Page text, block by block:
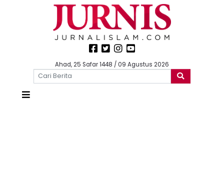
Ahad, 25 Safar 1448 / 09 Agustus 2026